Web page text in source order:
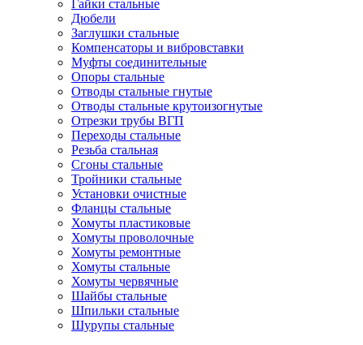
Гайки стальные
Дюбели
Заглушки стальные
Компенсаторы и вибровставки
Муфты соединительные
Опоры стальные
Отводы стальные гнутые
Отводы стальные крутоизогнутые
Отрезки трубы ВГП
Переходы стальные
Резьба стальная
Сгоны стальные
Тройники стальные
Установки очистные
Фланцы стальные
Хомуты пластиковые
Хомуты проволочные
Хомуты ремонтные
Хомуты стальные
Хомуты червячные
Шайбы стальные
Шпильки стальные
Шурупы стальные